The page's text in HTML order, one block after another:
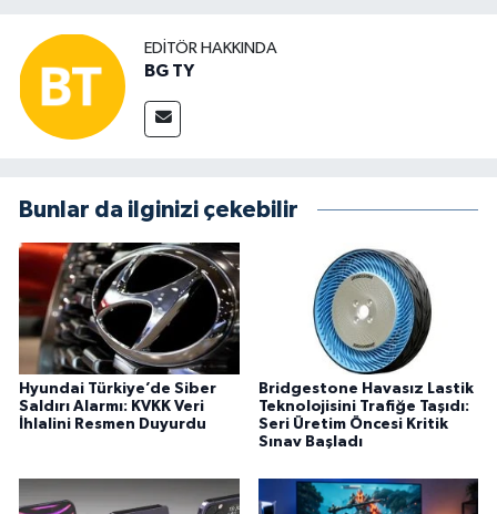
EDITÖR HAKKINDA
BG TY
Bunlar da ilginizi çekebilir
Hyundai Türkiye’de Siber
Saldırı Alarmı: KVKK Veri
İhlalini Resmen Duyurdu
Bridgestone Havasız Lastik
Teknolojisini Trafiğe Taşıdı:
Seri Üretim Öncesi Kritik
Sınav Başladı